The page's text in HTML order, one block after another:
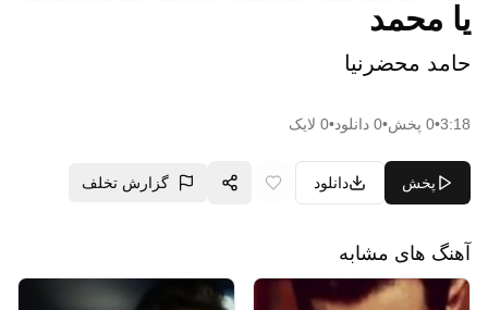
یا محمد
حامد محضرنیا
3:18
•
0 پخش•
0 دانلود•
0 لایک
پخش دانلود گزارش تخلف
آهنگ های مشابه